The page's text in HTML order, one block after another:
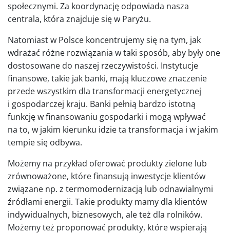
społecznymi. Za koordynację odpowiada nasza
centrala, która znajduje się w Paryżu.
Natomiast w Polsce koncentrujemy się na tym, jak
wdrażać różne rozwiązania w taki sposób, aby były one
dostosowane do naszej rzeczywistości. Instytucje
finansowe, takie jak banki, mają kluczowe znaczenie
przede wszystkim dla transformacji energetycznej
i gospodarczej kraju. Banki pełnią bardzo istotną
funkcję w finansowaniu gospodarki i mogą wpływać
na to, w jakim kierunku idzie ta transformacja i w jakim
tempie się odbywa.
Możemy na przykład oferować produkty zielone lub
zrównoważone, które finansują inwestycje klientów
związane np. z termomodernizacją lub odnawialnymi
źródłami energii. Takie produkty mamy dla klientów
indywidualnych, biznesowych, ale też dla rolników.
Możemy też proponować produkty, które wspierają